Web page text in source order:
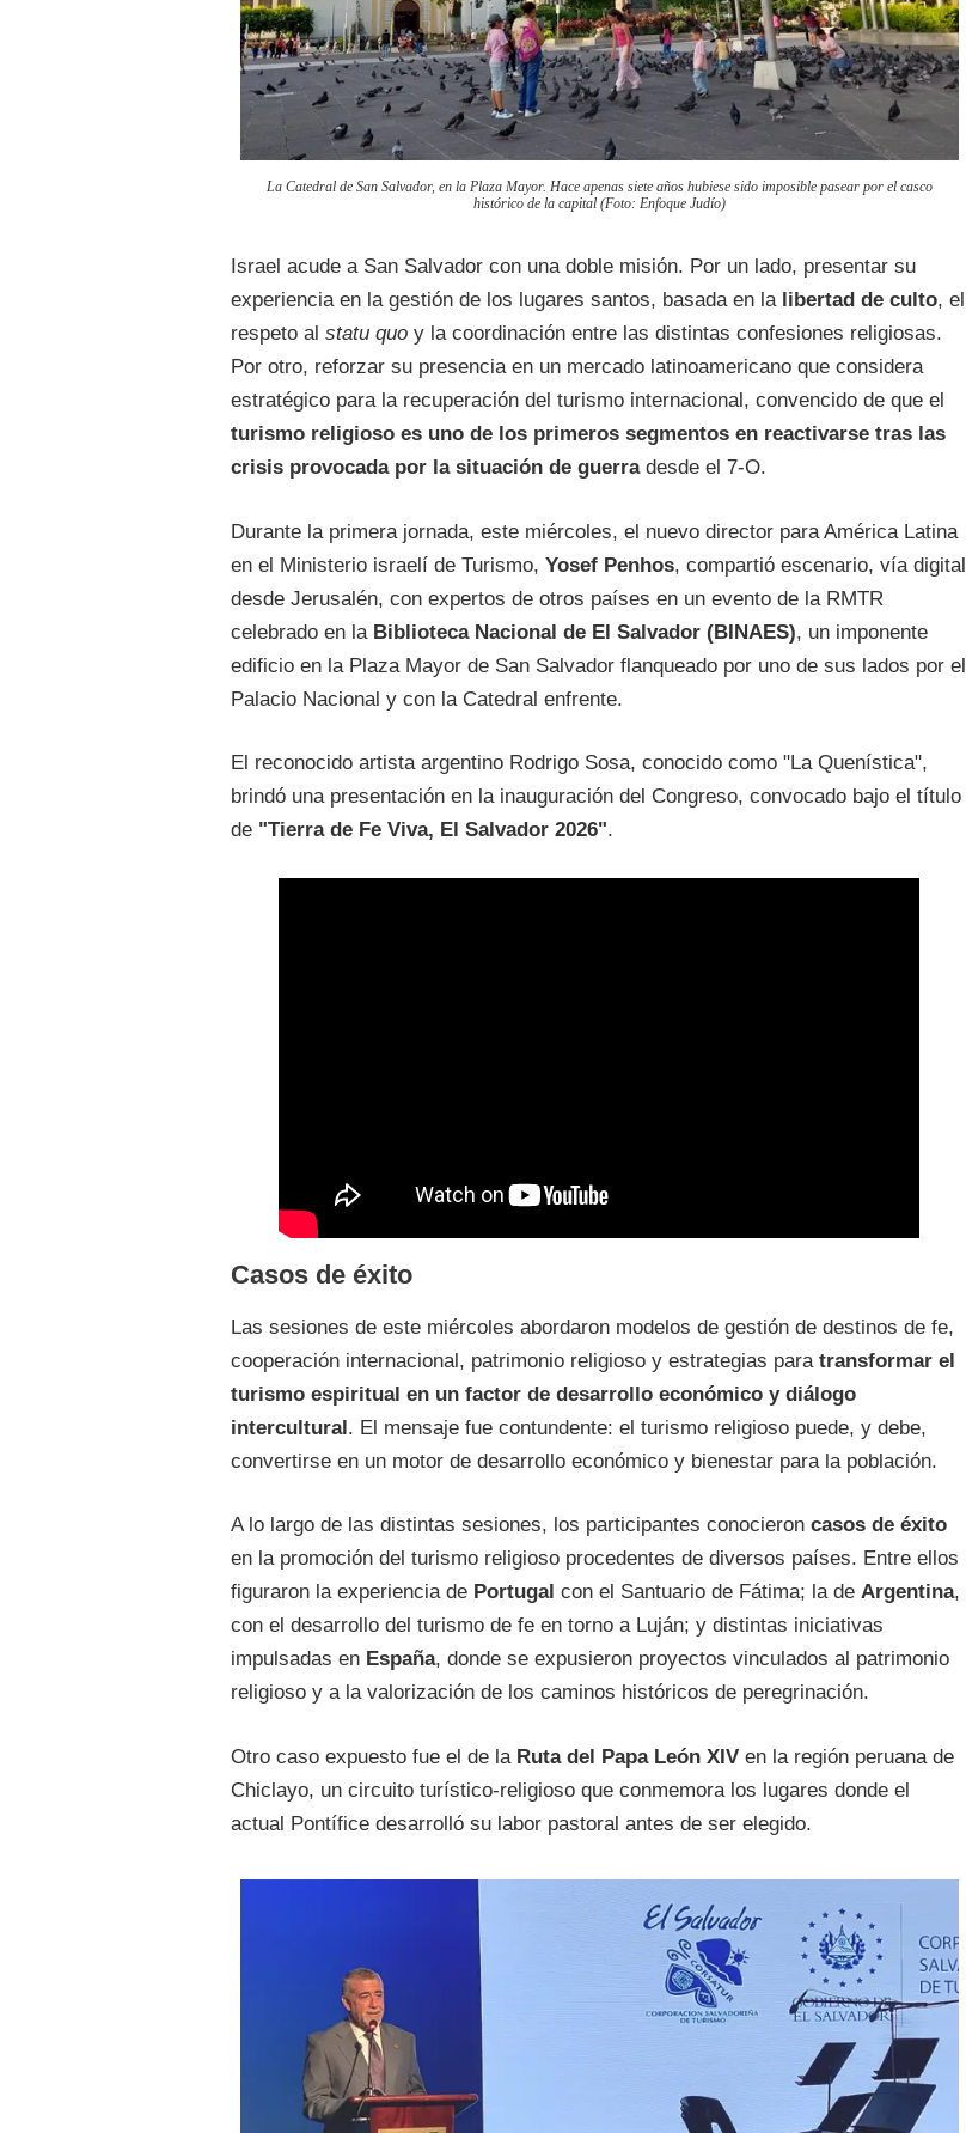
La Catedral de San Salvador, en la Plaza Mayor. Hace apenas siete años hubiese sido imposible pasear por el casco
histórico de la capital (Foto: Enfoque Judío)
Israel acude a San Salvador con una doble misión. Por un lado, presentar su
experiencia en la gestión de los lugares santos, basada en la libertad de culto, el
respeto alstatu quo y la coordinación entre las distintas confesiones religiosas.
Por otro, reforzar su presencia en un mercado latinoamericano que considera
estratégico para la recuperación del turismo internacional, convencido de que el
turismo religioso es uno de los primeros segmentos en reactivarse tras las
crisis provocada por la situación de guerradesde el 7-O.
Durante la primera jornada, este miércoles, el nuevo director para América Latina
en el Ministerio israelí de Turismo,Yosef Penhos, compartió escenario, vía digital
desde Jerusalén, con expertos de otros países en un evento de la RMTR
celebrado en la Biblioteca Nacional de El Salvador (BINAES), un imponente
edificio en la Plaza Mayor de San Salvador flanqueado por uno de sus lados por el
Palacio Nacional y con la Catedral enfrente.
El reconocido artista argentino Rodrigo Sosa, conocido como "La Quenística",
brindó una presentación en la inauguración del Congreso, convocado bajo el título
de "Tierra de Fe Viva, El Salvador 2026".
Casos de éxito
Las sesiones de este miércoles abordaron modelos de gestión de destinos de fe,
cooperación internacional, patrimonio religioso y estrategias paratransformar el
turismo espiritual en un factor de desarrollo económico y diálogo
intercultural. El mensaje fue contundente: el turismo religioso puede, y debe,
convertirse en un motor de desarrollo económico y bienestar para la población.
A lo largo de las distintas sesiones, los participantes conocieroncasos de éxito
en la promoción del turismo religioso procedentes de diversos países. Entre ellos
figuraron la experiencia de Portugal con el Santuario de Fátima; la deArgentina,
con el desarrollo del turismo de fe en torno a Luján; y distintas iniciativas
impulsadas en España, donde se expusieron proyectos vinculados al patrimonio
religioso y a la valorización de los caminos históricos de peregrinación.
Otro caso expuesto fue el de la Ruta del Papa León XIV en la región peruana de
Chiclayo, un circuito turístico-religioso que conmemora los lugares donde el
actual Pontífice desarrolló su labor pastoral antes de ser elegido.